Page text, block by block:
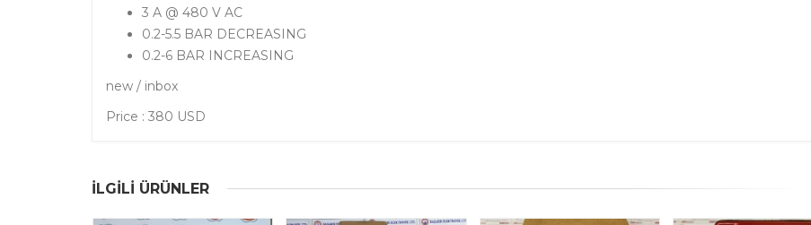
3 A @ 480 V AC
0.2-5.5 BAR DECREASING
0.2-6 BAR INCREASING
new / inbox
Price : 380 USD
ILGILI ÜRÜNLER